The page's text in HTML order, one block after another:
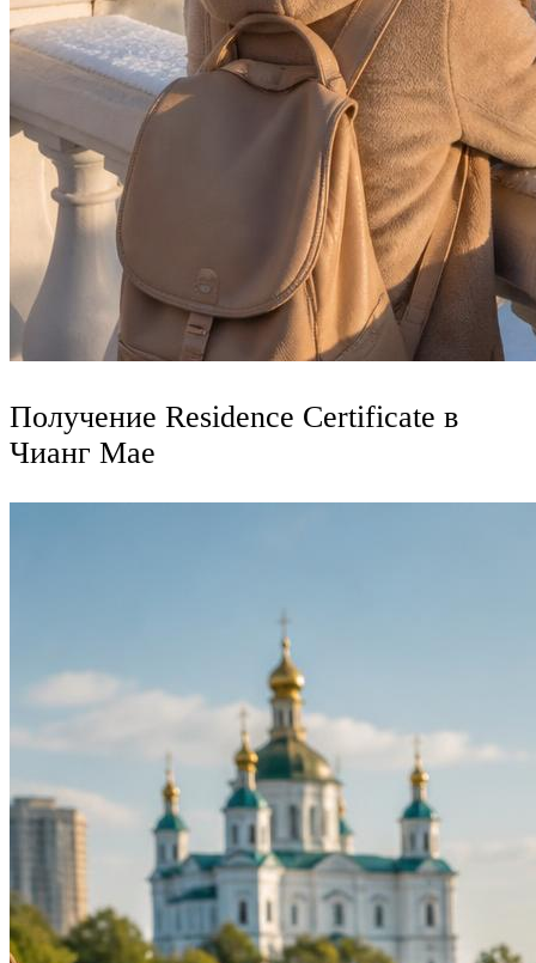
Получение Residence Certificate в
Чианг Мае